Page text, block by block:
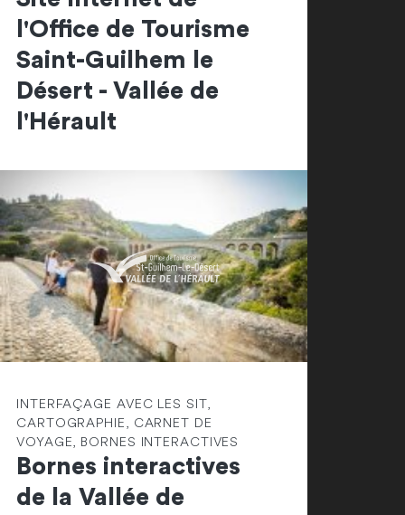
l'Office de Tourisme
Saint-Guilhem le
Désert - Vallée de
l'Hérault
INTERFAÇAGE AVEC LES SIT,
CARTOGRAPHIE, CARNET DE
VOYAGE, BORNES INTERACTIVES
Bornes interactives
de la Vallée de